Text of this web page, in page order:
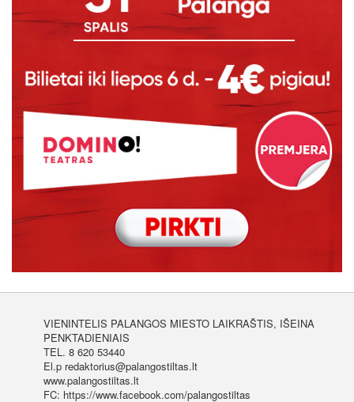
VIENINTELIS PALANGOS MIESTO LAIKRAŠTIS, IŠEINA
PENKTADIENIAIS
TEL. 8 620 53440
El.p redaktorius@palangostiltas.lt
www.palangostiltas.lt
FC: https://www.facebook.com/palangostiltas